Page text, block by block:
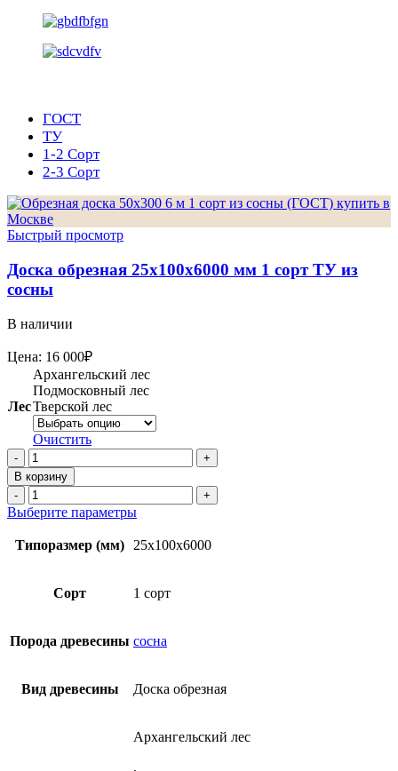
ГОСТ
ТУ
1-2 Сорт
2-3 Сорт
Быстрый просмотр
Доска обрезная 25х100х6000 мм 1 сорт ТУ из
сосны
В наличии
Цена: 16 000₽
Лес
Архангельский лес
Подмосковный лес
Тверской лес
Очистить
Количество
товара
Доска
обрезная
25х100х6000
1
В корзину
Количество
товара
Доска
обрезная
25х100х6000
из
сосны
Выберите параметрыЭтот
имеет
Опции
на
Типоразмер (мм) 25х100х6000
Сорт 1 сорт
Порода древесины сосна
Вид древесины Доска обрезная
Архангельский лес
,